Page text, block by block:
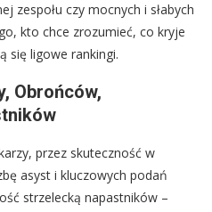
zespołu czy mocnych i słabych
kto chce zrozumieć, co kryje
się ligowe rankingi.
Obrońców,
przez skuteczność w
asyst i kluczowych podań
strzelecką napastników –